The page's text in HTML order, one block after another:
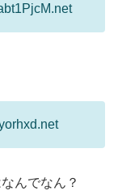
んでなん？